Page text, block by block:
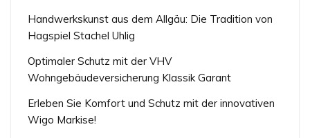
Handwerkskunst aus dem Allgäu: Die Tradition von
Hagspiel Stachel Uhlig
Optimaler Schutz mit der VHV
Wohngebäudeversicherung Klassik Garant
Erleben Sie Komfort und Schutz mit der innovativen
Wigo Markise!